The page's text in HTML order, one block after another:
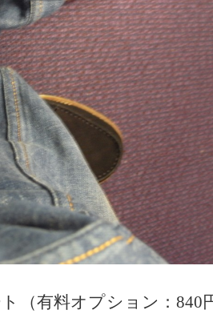
（有料オプション：840